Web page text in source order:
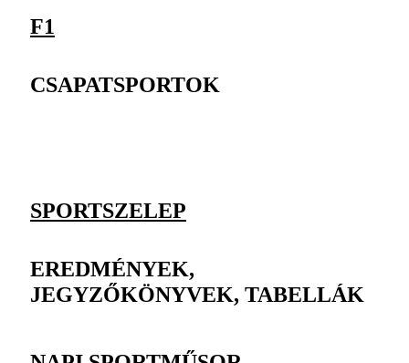
F1
CSAPATSPORTOK
SPORTSZELEP
EREDMÉNYEK,
JEGYZŐKÖNYVEK, TABELLÁK